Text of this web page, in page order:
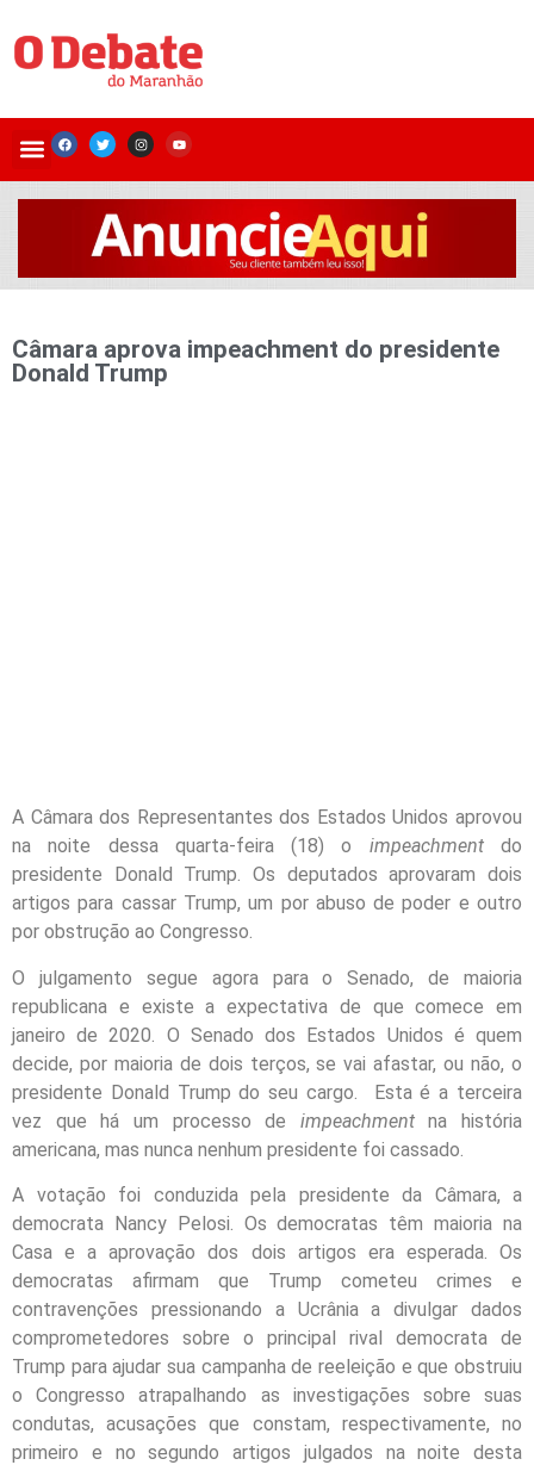
Câmara aprova impeachment do presidente
Donald Trump
A Câmara dos Representantes dos Estados Unidos aprovou
na noite dessa quarta-feira (18) o impeachmentdo
presidente Donald Trump. Os deputados aprovaram dois
artigos para cassar Trump, um por abuso de poder e outro
por obstrução ao Congresso.
O julgamento segue agora para o Senado, de maioria
republicana e existe a expectativa de que comece em
janeiro de 2020. O Senado dos Estados Unidos é quem
decide, por maioria de dois terços, se vai afastar, ou não, o
presidente Donald Trump do seu cargo. Esta é a terceira
vez que há um processo de impeachmentna história
americana, mas nunca nenhum presidente foi cassado.
A votação foi conduzida pela presidente da Câmara, a
democrata Nancy Pelosi. Os democratas têm maioria na
Casa e a aprovação dos dois artigos era esperada. Os
democratas afirmam que Trump cometeu crimes e
contravenções pressionando a Ucrânia a divulgar dados
comprometedores sobre o principal rival democrata de
Trump para ajudar sua campanha de reeleição e que obstruiu
o Congresso atrapalhando as investigações sobre suas
condutas, acusações que constam, respectivamente, no
primeiro e no segundo artigos julgados na noite desta